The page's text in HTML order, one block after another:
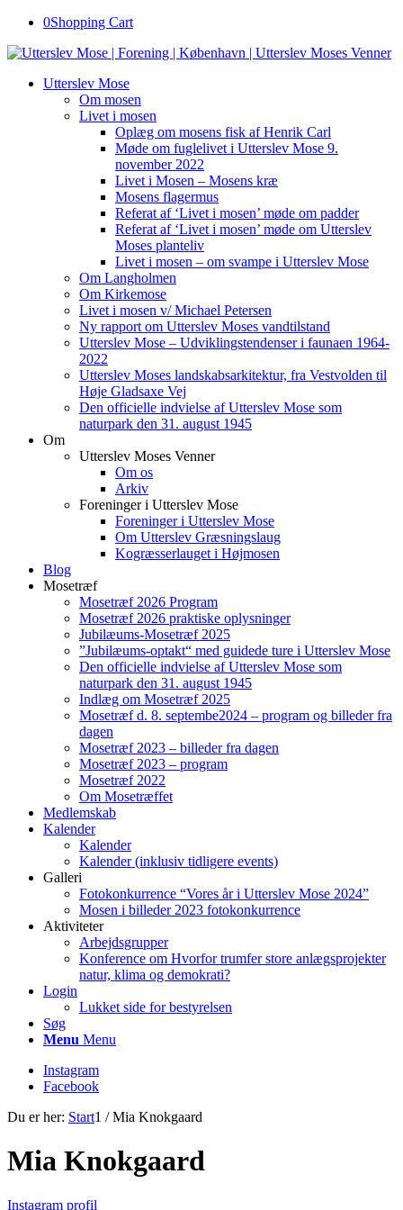
0Shopping Cart
Utterslev Mose
Om mosen
Livet i mosen
Oplæg om mosens fisk af Henrik Carl
Møde om fuglelivet i Utterslev Mose 9.
november 2022
Livet i Mosen – Mosens kræ
Mosens flagermus
Referat af ‘Livet i mosen’ møde om padder
Referat af ‘Livet i mosen’ møde om Utterslev
Moses planteliv
Livet i mosen – om svampe i Utterslev Mose
Om Langholmen
Om Kirkemose
Livet i mosen v/ Michael Petersen
Ny rapport om Utterslev Moses vandtilstand
Utterslev Mose – Udviklingstendenser i faunaen 1964-
2022
Utterslev Moses landskabsarkitektur, fra Vestvolden til
Høje Gladsaxe Vej
Den officielle indvielse af Utterslev Mose som
naturpark den 31. august 1945
Om
Utterslev Moses Venner
Om os
Arkiv
Foreninger i Utterslev Mose
Foreninger i Utterslev Mose
Om Utterslev Græsningslaug
Kogræsserlauget i Højmosen
Blog
Mosetræf
Mosetræf 2026 Program
Mosetræf 2026 praktiske oplysninger
Jubilæums-Mosetræf 2025
”Jubilæums-optakt“ med guidede ture i Utterslev Mose
Den officielle indvielse af Utterslev Mose som
naturpark den 31. august 1945
Indlæg om Mosetræf 2025
Mosetræf d. 8. septembe2024 – program og billeder fra
dagen
Mosetræf 2023 – billeder fra dagen
Mosetræf 2023 – program
Mosetræf 2022
Om Mosetræffet
Medlemskab
Kalender
Kalender
Kalender (inklusiv tidligere events)
Galleri
Fotokonkurrence “Vores år i Utterslev Mose 2024”
Mosen i billeder 2023 fotokonkurrence
Aktiviteter
Arbejdsgrupper
Konference om Hvorfor trumfer store anlægsprojekter
natur, klima og demokrati?
Login
Lukket side for bestyrelsen
Søg
Menu Menu
Instagram
Facebook
Du er her: Start1 / Mia Knokgaard
Mia Knokgaard
Instagram profil